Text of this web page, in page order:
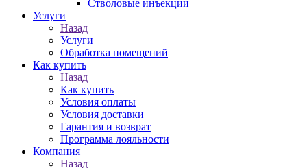
Стволовые инъекции
Услуги
Назад
Услуги
Обработка помещений
Как купить
Назад
Как купить
Условия оплаты
Условия доставки
Гарантия и возврат
Программа лояльности
Компания
Назад